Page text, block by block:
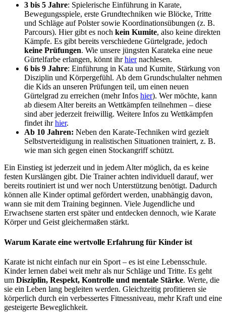
3 bis 5 Jahre: Spielerische Einführung in Karate,
Bewegungsspiele, erste Grundtechniken wie Blöcke, Tritte
und Schläge auf Polster sowie Koordinationsübungen (z. B.
Parcours). Hier gibt es noch kein Kumite, also keine direkten
Kämpfe. Es gibt bereits verschiedene Gürtelgrade, jedoch
keine Prüfungen. Wie unsere jüngsten Karateka eine neue
Gürtelfarbe erlangen, könnt ihrhiernachlesen.
6 bis 9 Jahre: Einführung in Kata und Kumite, Stärkung von
Disziplin und Körpergefühl. Ab dem Grundschulalter nehmen
die Kids an unseren Prüfungen teil, um einen neuen
Gürtelgrad zu erreichen (mehr Infos hier). Wer möchte, kann
ab diesem Alter bereits an Wettkämpfen teilnehmen – diese
sind aber jederzeit freiwillig. Weitere Infos zu Wettkämpfen
findet ihrhier.
Ab 10 Jahren: Neben den Karate-Techniken wird gezielt
Selbstverteidigung in realistischen Situationen trainiert, z. B.
wie man sich gegen einen Stockangriff schützt.
Ein Einstieg ist jederzeit und in jedem Alter möglich, da es keine
festen Kurslängen gibt. Die Trainer achten individuell darauf, wer
bereits routiniert ist und wer noch Unterstützung benötigt. Dadurch
können alle Kinder optimal gefördert werden, unabhängig davon,
wann sie mit dem Training beginnen. Viele Jugendliche und
Erwachsene starten erst später und entdecken dennoch, wie Karate
Körper und Geist gleichermaßen stärkt.
Warum Karate eine wertvolle Erfahrung für Kinder ist
Karate ist nicht einfach nur ein Sport – es ist eine Lebensschule.
Kinder lernen dabei weit mehr als nur Schläge und Tritte. Es geht
um Disziplin, Respekt, Kontrolle und mentale Stärke. Werte, die
sie ein Leben lang begleiten werden. Gleichzeitig profitieren sie
körperlich durch ein verbessertes Fitnessniveau, mehr Kraft und eine
gesteigerte Beweglichkeit.